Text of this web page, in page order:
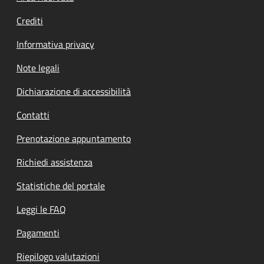
Crediti
Informativa privacy
Note legali
Dichiarazione di accessibilità
Contatti
Prenotazione appuntamento
Richiedi assistenza
Statistiche del portale
Leggi le FAQ
Pagamenti
Riepilogo valutazioni